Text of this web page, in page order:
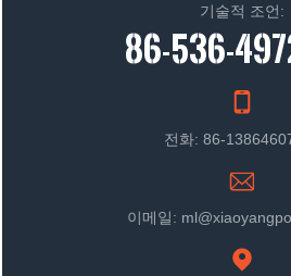
기술적 조언:
86-536-
전화: 86-
이메일: